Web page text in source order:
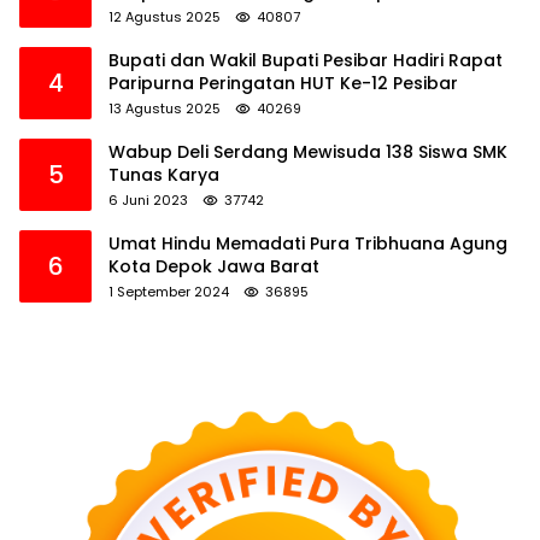
Perubahan TA 2025
12 Agustus 2025 40807
4
Bupati dan Wakil Bupati Pesibar Hadiri Rapat
Paripurna Peringatan HUT Ke-12 Pesibar
13 Agustus 2025 40269
5
Wabup Deli Serdang Mewisuda 138 Siswa SMK
Tunas Karya
6 Juni 2023 37742
6
Umat Hindu Memadati Pura Tribhuana Agung
Kota Depok Jawa Barat
1 September 2024 36895